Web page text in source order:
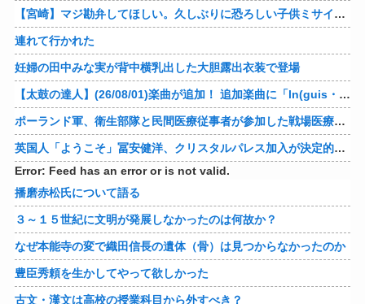
【宮崎】マジ勘弁してほしい。久しぶりに恐ろしい子供ミサイルを見た。
連れて行かれた
妊婦の田中みな実が背中横乳出した大胆露出衣装で登場
【太鼓の達人】(26/08/01)楽曲が追加！ 追加楽曲に「ln(guis・tics) / Sephid」「Remnath / ぺのれり」の2曲が登場！！
ポーランド軍、衛生部隊と民間医療従事者が参加した戦場医療訓練を実施！
英国人「ようこそ」冨安健洋、クリスタルパレス加入が決定的に！メディカル検査をパス！現地サポが歓迎！アーセナルファンも祝福！【海外の反応】
Error: Feed has an error or is not valid.
播磨赤松氏について語る
３～１５世紀に文明が発展しなかったのは何故か？
なぜ本能寺の変で織田信長の遺体（骨）は見つからなかったのか
豊臣秀頼を生かしてやって欲しかった
古文・漢文は高校の授業科目から外すべき？